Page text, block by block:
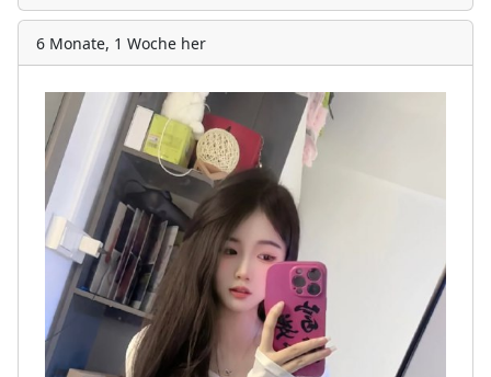
6 Monate, 1 Woche her